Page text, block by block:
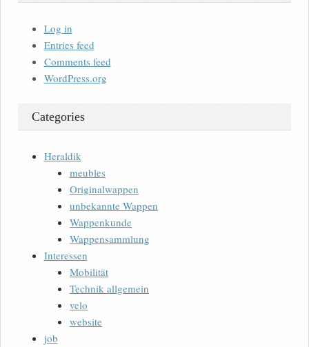
Log in
Entries feed
Comments feed
WordPress.org
Categories
Heraldik
meubles
Originalwappen
unbekannte Wappen
Wappenkunde
Wappensammlung
Interessen
Mobilität
Technik allgemein
velo
website
job